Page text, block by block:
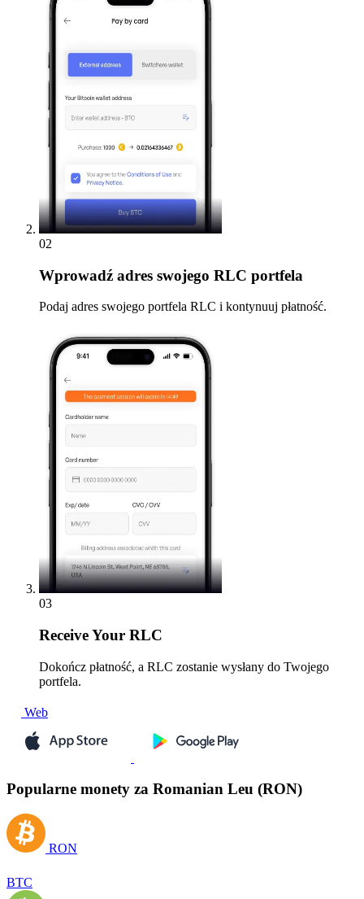
02
Wprowadź adres swojego RLC portfela
Podaj adres swojego portfela RLC i kontynuuj płatność.
03
ReceiveYour RLC
Dokończ płatność, a RLC zostanie wysłany do Twojego
portfela.
Web
Popularne monety za Romanian Leu (RON)
RON
BTC